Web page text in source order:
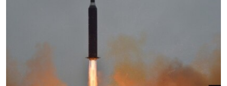
ПОДПИШИТЕСЬ НА РАССЫЛКУ